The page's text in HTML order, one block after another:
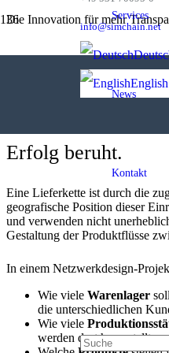
info@simchain.net
English
Services
News
Kontakt
Die Innovation für mehr
Erfolg beruht.
Eine Lieferkette ist durch die
geografische Position dieser
und verwenden nicht
Gestaltung der Produktflüsse
In einem Netzwerkdesign-
Wie viele Warenlager
die unterschiedlichen
Wie viele
werden dort hergestellt